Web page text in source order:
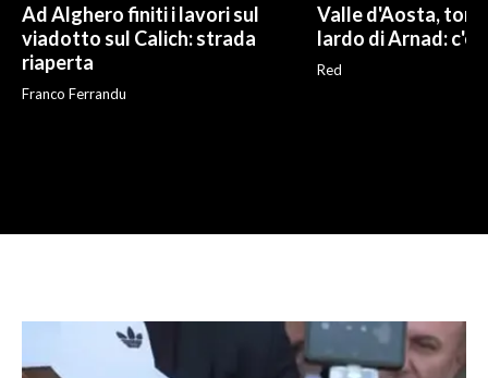
Ad Alghero finiti i lavori sul
viadotto sul Calich: strada
riaperta
Franco Ferrandu
Valle d'Aosta,
lardo di Arnad: c'è
Red